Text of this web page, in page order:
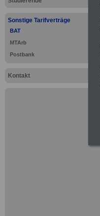
Sonstige Tarifverträge
BAT
MTArb
Postbank
Kontakt